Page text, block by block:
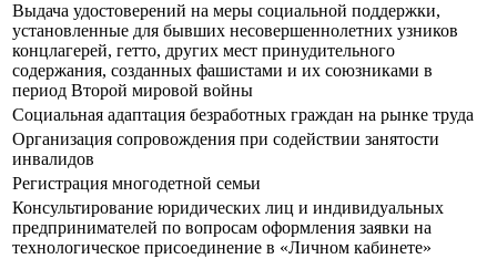
Выдача удостоверений на меры социальной поддержки,
установленные для бывших несовершеннолетних узников
концлагерей, гетто, других мест принудительного
содержания, созданных фашистами и их союзниками в
период Второй мировой войны
Социальная адаптация безработных граждан на рынке труда
Организация сопровождения при содействии занятости
инвалидов
Регистрация многодетной семьи
Консультирование юридических лиц и индивидуальных
предпринимателей по вопросам оформления заявки на
технологическое присоединение в «Личном кабинете»